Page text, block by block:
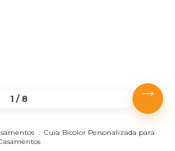
1 / 8
. Cuia Bicolor Personalizada para